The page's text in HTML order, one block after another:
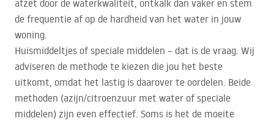
afzet door de waterkwaliteit, ontkalk dan vaker en stem
de frequentie af op de hardheid van het water in jouw
woning.
Huismiddeltjes of speciale middelen – dat is de vraag. Wij
adviseren de methode te kiezen die jou het beste
uitkomt, omdat het lastig is daarover te oordelen. Beide
methoden (azijn/citroenzuur met water of speciale
middelen) zijn even effectief. Soms is het de moeite